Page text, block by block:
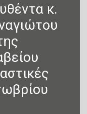
κ.